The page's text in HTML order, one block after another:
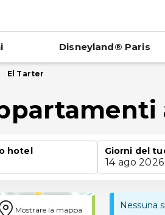
Disneyland® Paris
El Tarter
hotel
Giorni del
14 ago 2026
Mostrare la mappa Nessuna